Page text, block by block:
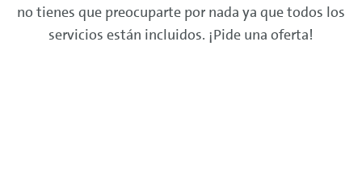
no tienes que preocuparte por nada ya que todos los
servicios están incluidos. ¡Pide una oferta!